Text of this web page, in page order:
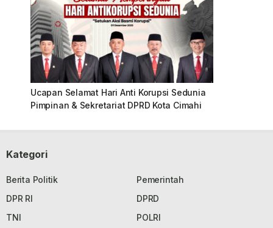
Ucapan Selamat Hari Anti Korupsi Sedunia
Pimpinan & Sekretariat DPRD Kota Cimahi
Kategori
Berita Politik
Pemerintah
DPR RI
DPRD
TNI
POLRI